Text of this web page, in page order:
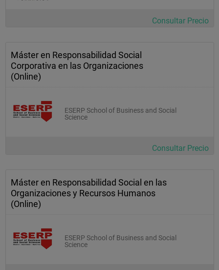
Consultar Precio
Máster en Responsabilidad Social
Corporativa en las Organizaciones
(Online)
ESERP School of Business and Social
Science
Consultar Precio
Máster en Responsabilidad Social en las
Organizaciones y Recursos Humanos
(Online)
ESERP School of Business and Social
Science